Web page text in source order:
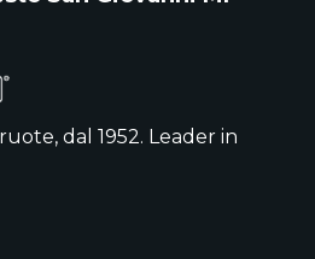
dal 1952. Leader in